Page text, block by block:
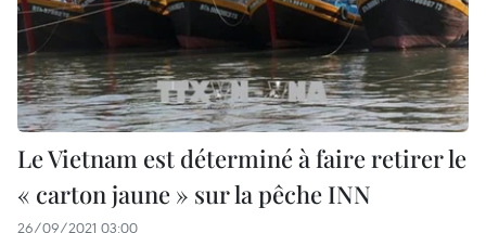
Le Vietnam est déterminé à faire retirer le
« carton jaune » sur la pêche INN
26/09/2021 03:00